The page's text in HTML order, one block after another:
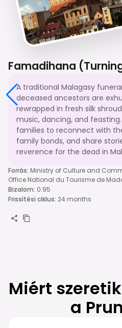
Famadihana
A traditional Malagasy
deceased ancestors are
rewrapped in fresh silk
music, dancing, and
families to reconnect with
family bonds, and share
reverence for the dead in
Forrás: Ministry of Culture and
Office National du Tourisme de
Bizalom: 0.95
Frissítési ciklus: 24 months
Miért
a